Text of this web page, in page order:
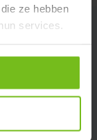
ze hebben
services.